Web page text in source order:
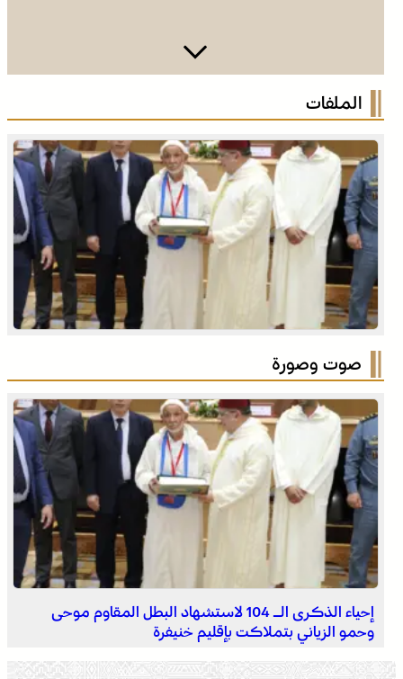
خنيفرة .. إطلاق وتدشين مشاريع غابوية وسياحية وطرقية
بمناسبة عيد الاستقلال
مراسيم تحية العلم الوطني احتفاءً بالذكرى السبعين لعيد
خنيفرة .. قافلة دعم المقاولات تحط الرحال للتعريف بآليات
الاستثمار الجديدة
الملفات
صوت وصورة
إحياء الذكرى الـ 104 لاستشهاد البطل المقاوم موحى
وحمو الزياني بتملاكت بإقليم خنيفرة